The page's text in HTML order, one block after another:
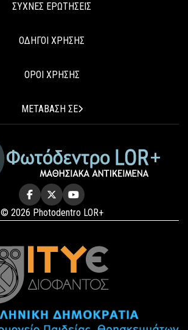
ΣΥΧΝΕΣ ΕΡΩΤΗΣΕΙΣ
ΟΔΗΓΟΙ ΧΡΗΣΗΣ
ΟΡΟΙ ΧΡΗΣΗΣ
ΜΕΤΑΒΑΣΗ ΣΕ
© 2026 Photodentro LOR+